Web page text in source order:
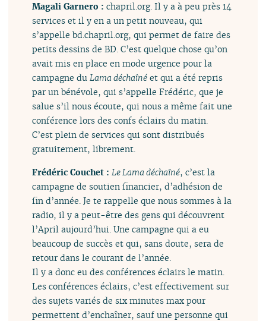
Magali Garnero :chapril.org. Il y a à peu près 14
services et il y en a un petit nouveau, qui
s’appelle bd.chapril.org, qui permet de faire des
petits dessins de BD. C’est quelque chose qu’on
avait mis en place en mode urgence pour la
campagne duLama déchaîné et qui a été repris
par un bénévole, qui s’appelle Frédéric, que je
salue s’il nous écoute, qui nous a même fait une
conférence lors des confs éclairs du matin.
C’est plein de services qui sont distribués
gratuitement, librement.
Frédéric Couchet : Le Lama déchaîné, c’est la
campagne de soutien financier, d’adhésion de
fin d’année. Je te rappelle que nous sommes à la
radio, il y a peut-être des gens qui découvrent
l’April aujourd’hui. Une campagne qui a eu
beaucoup de succès et qui, sans doute, sera de
retour dans le courant de l’année.
Il y a donc eu des conférences éclairs le matin.
Les conférences éclairs, c’est effectivement sur
des sujets variés de six minutes max pour
permettent d’enchaîner, sauf une personne qui